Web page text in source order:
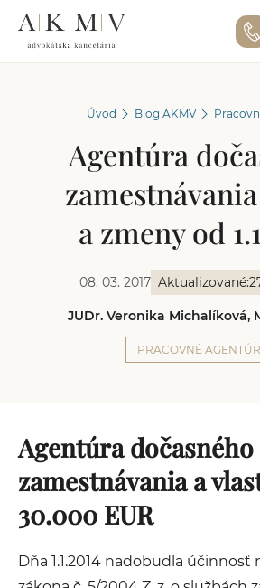
Úvod Blog AKMV
Agentúra
a zmeny od
08. 03. 2017 Aktualizované:
JUDr. Veronika Michalíková,
PRACOVNÉ
Agentúra dočasného
zamestnávania a
30.000 EUR
Dňa 1.1.2014 nadobudla účinnosť